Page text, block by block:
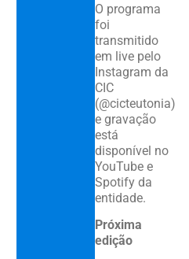
O programa
foi
transmitido
em live pelo
Instagram da
CIC
(@cicteutonia)
e gravação
está
disponível no
YouTube e
Spotify da
entidade.
Próxima
edição